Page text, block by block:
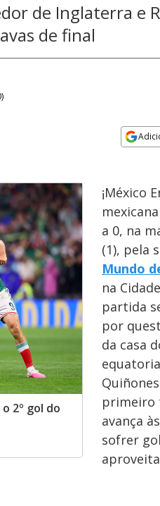
de Inglaterra e
de final
)
2º gol do
¡México
a 0, na
(1), pela
Mundo
na
partida
por
da casa
primeiro
avança
sofrer